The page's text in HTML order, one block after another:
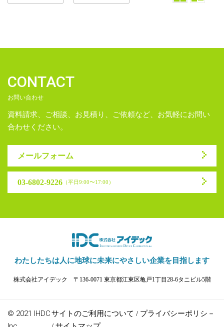
CONTACT
お問い合わせ
資料請求、ご相談、お見積り、ご依頼など、お気軽にお問い
合わせください。
メールフォーム
03-6802-9226 （平日9:00〜17:00）
わたしたちは人に地球に未来にやさしい企業を目指します
株式会社アイデック 〒136-0071 東京都江東区亀戸1丁目28-6タニビル5階
© 2021 IHDCサイトのご利用について / プライバシーポリシ－